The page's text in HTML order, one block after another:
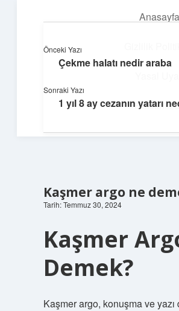
Anasayfa
Dijital Dünya
Kaşmer argo ne
Tarih: Temmuz 30, 2024
Kaşmer
Demek?
Kaşmer argo, konuşma ve
Önceki Yazı
Çekme halatı nedir araba
Sonraki Yazı
1 yıl 8 ay cezanın yatarı